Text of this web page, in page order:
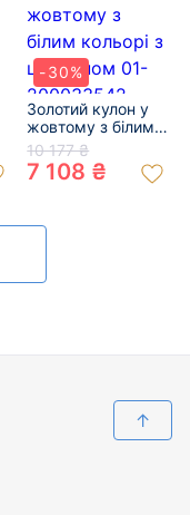
-30%
Золотий кулон у
жовтому з білим
кольорі з
цирконом 01-
200033542
10 177 ₴
7 108 ₴
↑